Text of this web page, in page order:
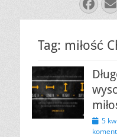
E-
Tag: miłość
5